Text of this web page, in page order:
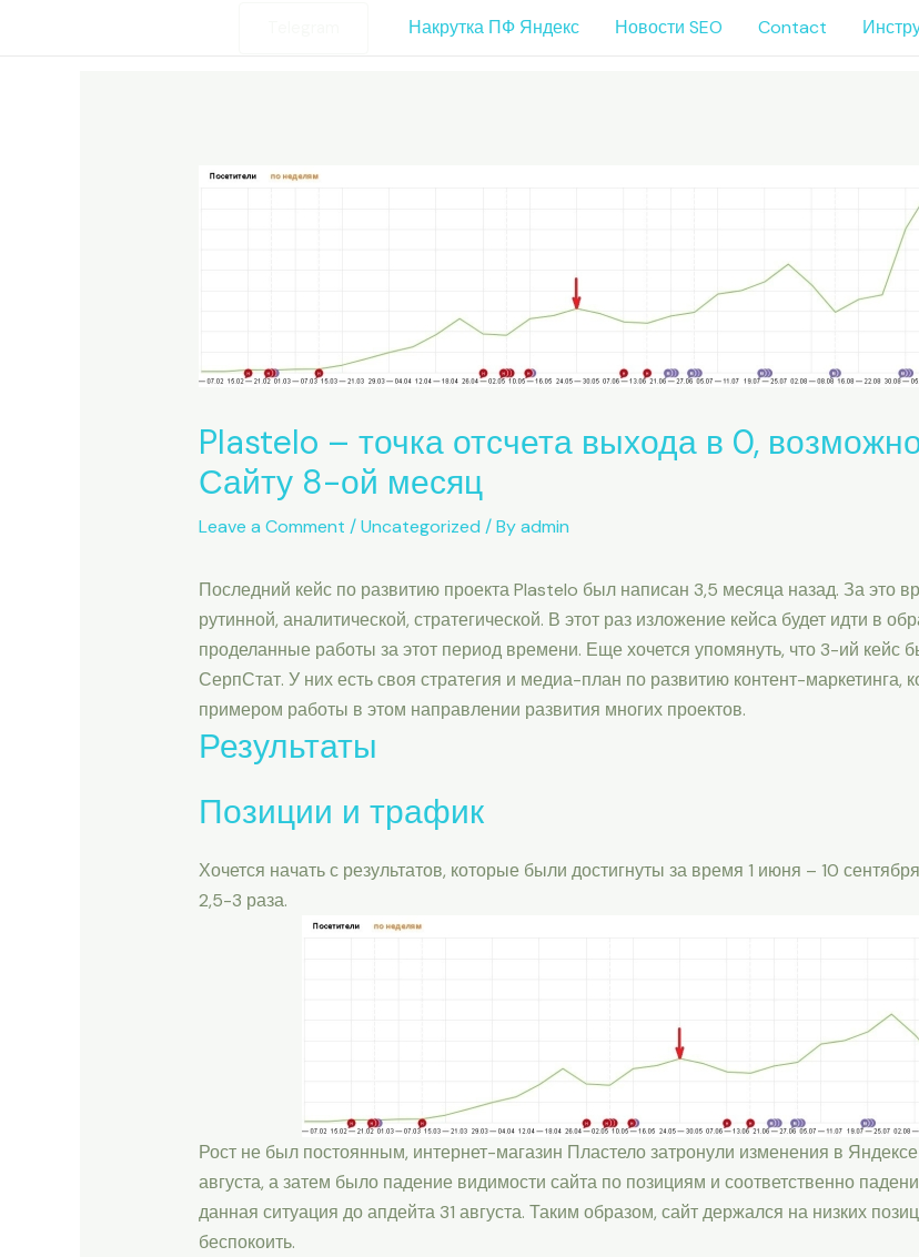
Накрутка ПФ Яндекс Новости SEO Contact
Plastelo – точка отсчета выхода в 0,
Сайту 8-ой месяц
Leave a Comment /Uncategorized / Byadmin
Последний кейс по развитию проекта Plastelo был написан 3,5 месяца назад. За это
рутинной, аналитической, стратегической. В этот раз изложение кейса будет идти в
проделанные работы за этот период времени. Еще хочется упомянуть, что 3-ий
СерпСтат. У них есть своя стратегия и медиа-план по развитию контент-
примером работы в этом направлении развития многих проектов.
Результаты
Позиции и трафик
Хочется начать с результатов, которые были достигнуты за время 1 июня – 10
2,5-3 раза.
Рост не был постоянным, интернет-магазин Пластело затронули изменения в
августа, а затем было падение видимости сайта по позициям и соответственно
данная ситуация до апдейта 31 августа. Таким образом, сайт держался на низких
беспокоить.